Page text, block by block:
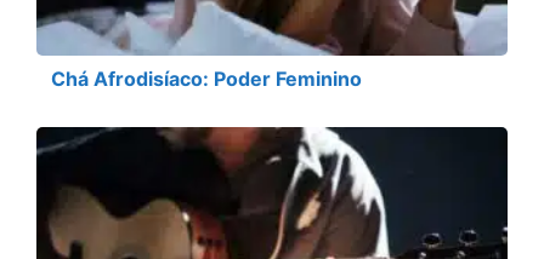
Chá Afrodisíaco: Poder Feminino